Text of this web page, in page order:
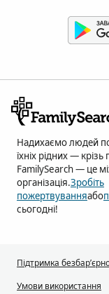
Надихаємо людей
їхніх рідних — крізь
FamilySearch — це
організація.Зробіть
пожертвуванняабо
сьогодні!
Підтримка
Умови використання